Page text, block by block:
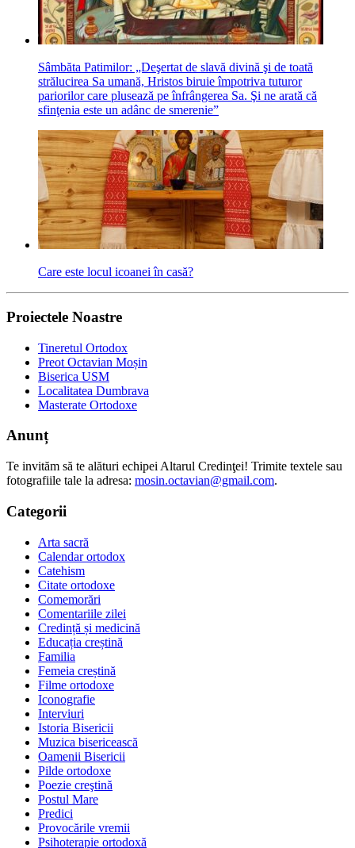
Sâmbăta Patimilor: „Deşertat de slavă divină şi de toată
strălucirea Sa umană, Hristos biruie împotriva tuturor
pariorilor care plusează pe înfrângerea Sa. Şi ne arată că
sfinţenia este un adânc de smerenie”
Care este locul icoanei în casă?
Proiectele Noastre
Tineretul Ortodox
Preot Octavian Moșin
Biserica USM
Localitatea Dumbrava
Masterate Ortodoxe
Anunț
Te invităm să te alături echipei Altarul Credinţei! Trimite textele sau
fotografiile tale la adresa: mosin.octavian@gmail.com.
Categorii
Arta sacră
Calendar ortodox
Catehism
Citate ortodoxe
Comemorări
Comentariile zilei
Credință și medicină
Educația creștină
Familia
Femeia creștină
Filme ortodoxe
Iconografie
Interviuri
Istoria Bisericii
Muzica bisericească
Oamenii Bisericii
Pilde ortodoxe
Poezie creştină
Postul Mare
Predici
Provocările vremii
Psihoterapie ortodoxă